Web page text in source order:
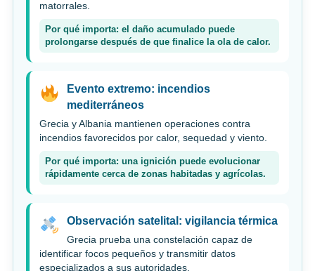
matorrales.
Por qué importa: el daño acumulado puede
prolongarse después de que finalice la ola de calor.
Evento extremo: incendios
mediterráneos
Grecia y Albania mantienen operaciones contra
incendios favorecidos por calor, sequedad y viento.
Por qué importa: una ignición puede evolucionar
rápidamente cerca de zonas habitadas y agrícolas.
Observación satelital: vigilancia térmica
Grecia prueba una constelación capaz de
identificar focos pequeños y transmitir datos
especializados a sus autoridades.